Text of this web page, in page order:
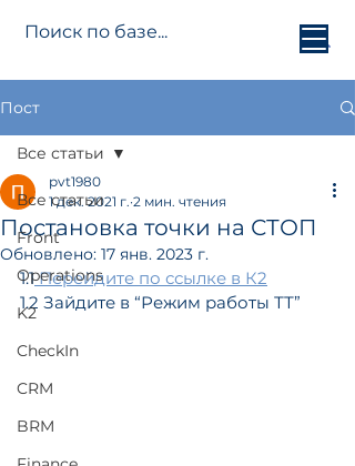
Jetti.info
Пост
Все статьи
Front
Operations
K2
CheckIn
CRM
BRM
Все статьи
Постановка точки на СТОП
pvt1980
1 дек. 2021 г. 2 мин. чтения
Обновлено: 17 янв. 2023 г.
1.1 Перейдите по ссылке в К2
1.2 Зайдите в “Режим работы ТТ”